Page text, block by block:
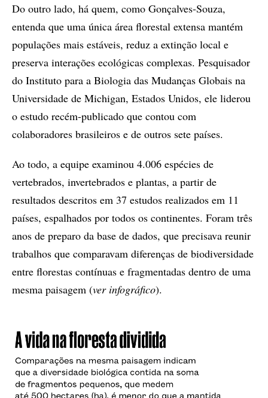
Do outro lado, há quem, como Gonçalves-Souza,
entenda que uma única área florestal extensa mantém
populações mais estáveis, reduz a extinção local e
preserva interações ecológicas complexas. Pesquisador
do Instituto para a Biologia das Mudanças Globais na
Universidade de Michigan, Estados Unidos, ele liderou
o estudo recém-publicado que contou com
colaboradores brasileiros e de outros sete países.
Ao todo, a equipe examinou 4.006 espécies de
vertebrados, invertebrados e plantas, a partir de
resultados descritos em 37 estudos realizados em 11
países, espalhados por todos os continentes. Foram três
anos de preparo da base de dados, que precisava reunir
trabalhos que comparavam diferenças de biodiversidade
entre florestas contínuas e fragmentadas dentro de uma
mesma paisagem (ver infográfico).